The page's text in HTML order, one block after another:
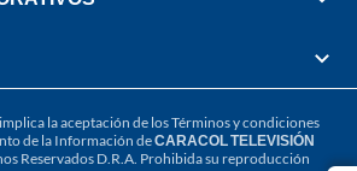
la aceptación de losTérminos y condiciones
de la Información deCARACOL TELEVISIÓN
Reservados D.R.A. Prohibida su reproducción